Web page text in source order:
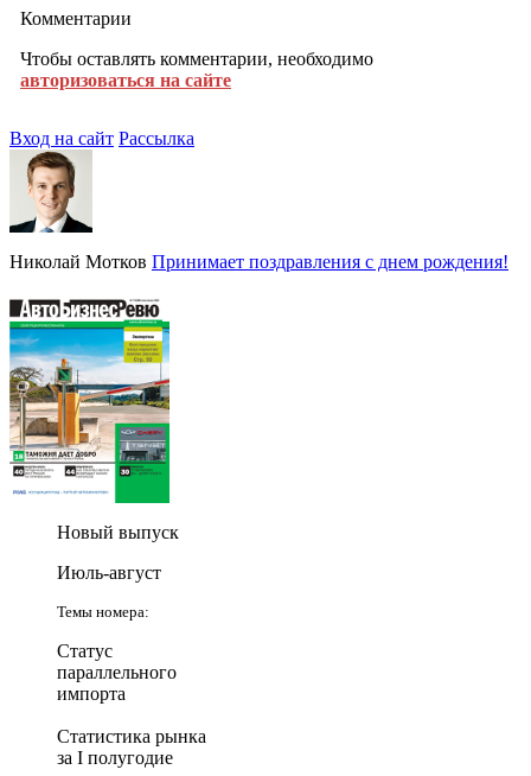
Комментарии
Чтобы оставлять комментарии, необходимо
авторизоваться на сайте
Вход на сайт Рассылка
Николай Мотков Принимает поздравления с днем рождения!
Новый выпуск
Июль-август
Темы номера:
Статус
параллельного
импорта
Статистика рынка
за I полугодие